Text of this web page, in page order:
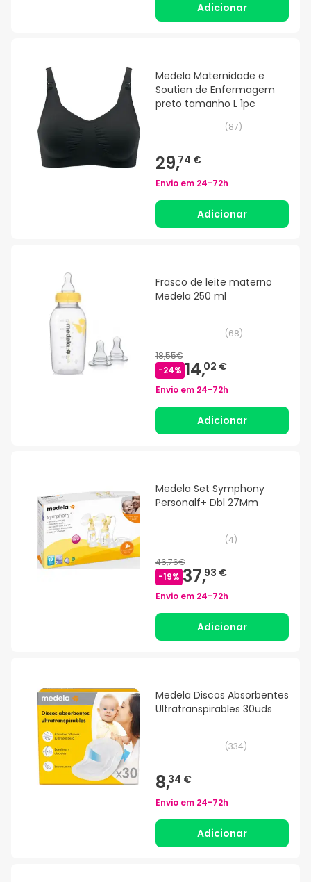
Adicionar
Medela Maternidade e
Soutien de Enfermagem
preto tamanho L 1pc
(87)
29,74 €
Envio em 24-72h
Adicionar
Frasco de leite materno
Medela 250 ml
(68)
18,55€
-24% 14,02 €
Envio em 24-72h
Adicionar
Medela Set Symphony
Personalf+ Dbl 27Mm
(4)
46,76€
-19% 37,93 €
Envio em 24-72h
Adicionar
Medela Discos Absorbentes
Ultratranspirables 30uds
(334)
8,34 €
Envio em 24-72h
Adicionar